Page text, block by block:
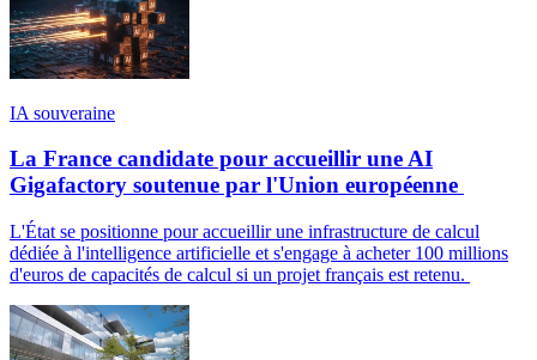
IA souveraine
La France candidate pour accueillir une AI
Gigafactory soutenue par l'Union européenne
L'État se positionne pour accueillir une infrastructure de calcul
dédiée à l'intelligence artificielle et s'engage à acheter 100 millions
d'euros de capacités de calcul si un projet français est retenu.